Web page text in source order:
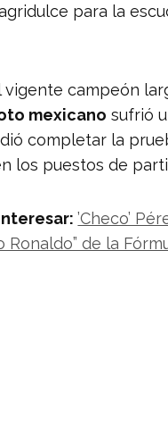
para la
vigente campeón
mexicano sufrió
completar la
los puestos de
’Checo’
Ronaldo” de la